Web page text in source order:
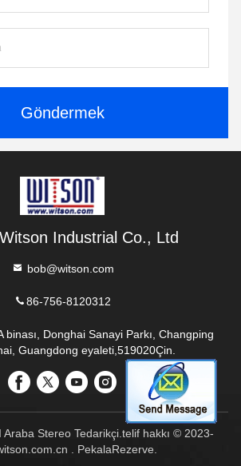
Göndermek
Industrial Co., Ltd
bob@witson.com
86-756-8120312
binası, Donghai Sanayi Parkı, Changping
Guangdong eyaleti,519020Çin.
Araba Stereo Tedarikçi.telif hakkı © 2023-
. PekalaRezerve.